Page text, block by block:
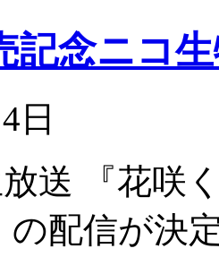
記念ニコ
日
送 『花咲
配信が決